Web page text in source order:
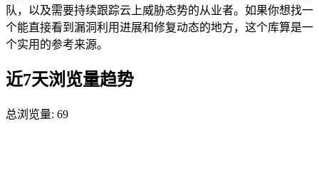
队，以及需要持续跟踪云上威胁态势的从业者。如果你想找一
个能直接看到漏洞利用进展和修复动态的地方，这个库算是一
个实用的参考来源。
近7天浏览量趋势
总浏览量: 69